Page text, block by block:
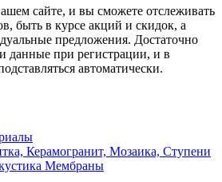
сайте, и вы сможете отслеживать
быть в курсе акций и скидок, а
предложения. Достаточно
данные при регистрации, и в
автоматически.
Керамогранит, Мозаика, Ступени
Мембраны